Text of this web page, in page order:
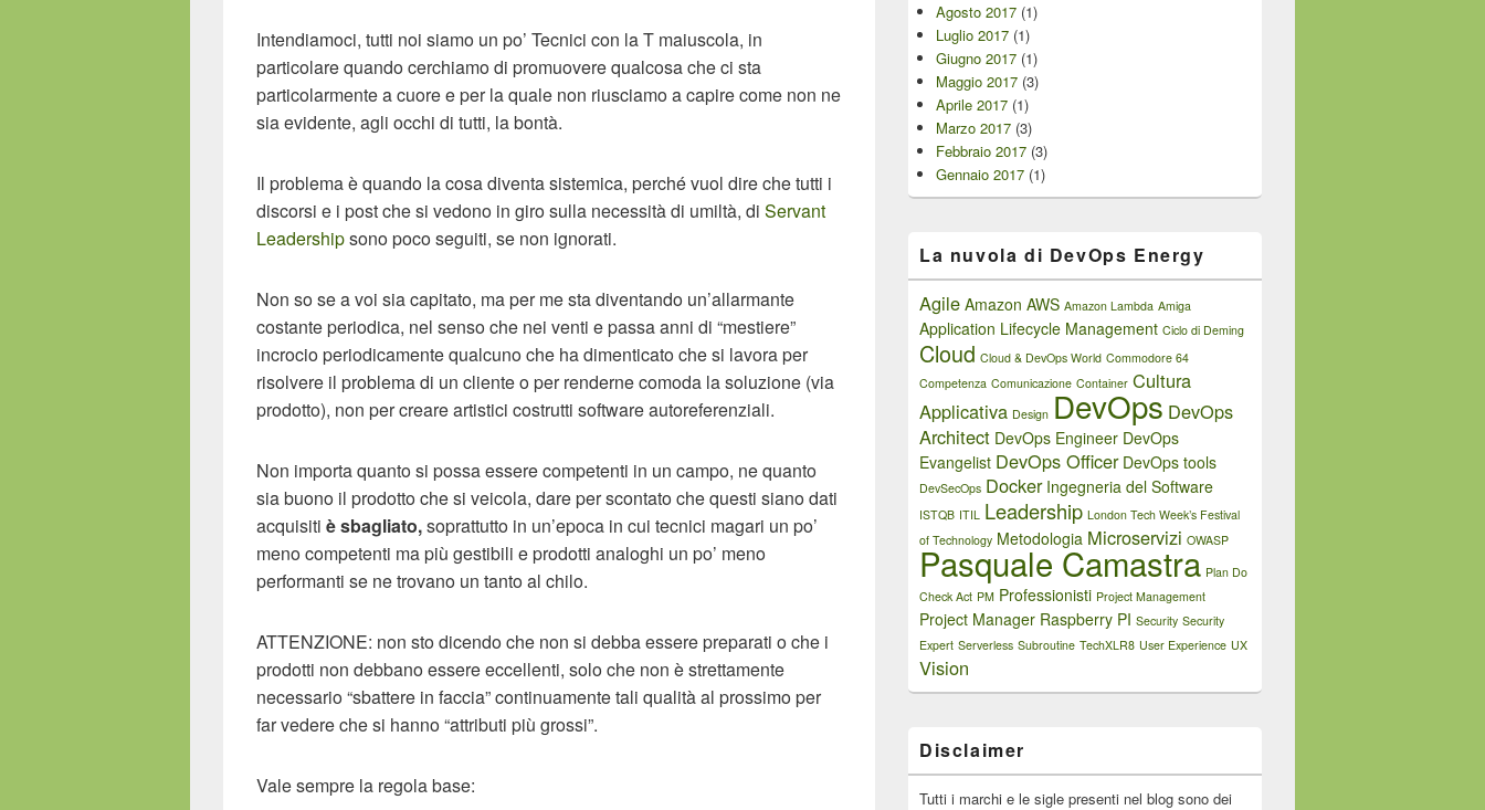
Intendiamoci, tutti noi siamo un po’ Tecnici con la T maiuscola, in
particolare quando cerchiamo di promuovere qualcosa che ci sta
particolarmente a cuore e per la quale non riusciamo a capire come non ne
sia evidente, agli occhi di tutti, la bontà.
Il problema è quando la cosa diventa sistemica, perché vuol dire che tutti i
discorsi e i post che si vedono in giro sulla necessità di umiltà, di Servant
Leadershipsono poco seguiti, se non ignorati.
Non so se a voi sia capitato, ma per me sta diventando un’allarmante
costante periodica, nel senso che nei venti e passa anni di “mestiere”
incrocio periodicamente qualcuno che ha dimenticato che si lavora per
risolvere il problema di un cliente o per renderne comoda la soluzione (via
prodotto), non per creare artistici costrutti software autoreferenziali.
Non importa quanto si possa essere competenti in un campo, ne quanto
sia buono il prodotto che si veicola, dare per scontato che questi siano dati
acquisiti è sbagliato,soprattutto in un’epoca in cui tecnici magari un po’
meno competenti ma più gestibili e prodotti analoghi un po’ meno
performanti se ne trovano un tanto al chilo.
ATTENZIONE: non sto dicendo che non si debba essere preparati o che i
prodotti non debbano essere eccellenti, solo che non è strettamente
necessario “sbattere in faccia” continuamente tali qualità al prossimo per
far vedere che si hanno “attributi più grossi”.
Vale sempre la regola base:
Agosto 2017 (1)
Luglio 2017 (1)
Giugno 2017 (1)
Maggio 2017 (3)
Aprile 2017 (1)
Marzo 2017 (3)
Febbraio 2017 (3)
Gennaio 2017 (1)
La nuvola di DevOps Energy
Agile Amazon AWS Amazon Lambda Amiga
Application Lifecycle Management Ciclo di Deming
Cloud Cloud & DevOps World Commodore 64
Competenza Comunicazione Container Cultura
Applicativa Design DevOps DevOps
Architect DevOps Engineer DevOps
Evangelist DevOps Officer DevOps tools
DevSecOps Docker Ingegneria del Software
ISTQB ITIL Leadership London Tech Week’s Festival
of Technology Metodologia Microservizi OWASP
Pasquale Camastra Plan Do
Check Act PM Professionisti Project Management
Project Manager Raspberry PI Security Security
Expert Serverless Subroutine TechXLR8 User Experience UX
Vision
Disclaimer
Tutti i marchi e le sigle presenti nel blog sono dei